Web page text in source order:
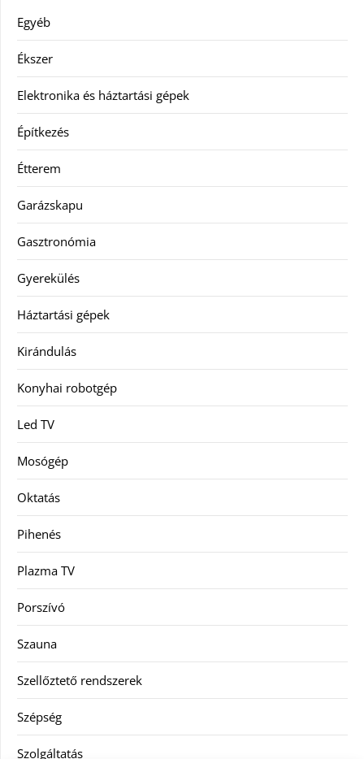
Egyéb
Ékszer
Elektronika és háztartási gépek
Építkezés
Étterem
Garázskapu
Gasztronómia
Gyerekülés
Háztartási gépek
Kirándulás
Konyhai robotgép
Led TV
Mosógép
Oktatás
Pihenés
Plazma TV
Porszívó
Szauna
Szellőztető rendszerek
Szépség
Szolgáltatás